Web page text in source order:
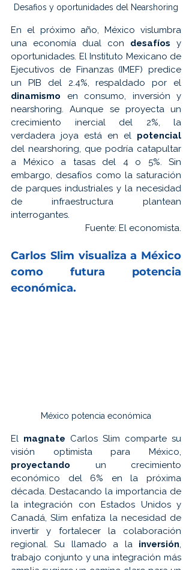
Desafios y oportunidades del Nearshoring
En el próximo año, México vislumbra
una economía dual con desafíos y
oportunidades. El Instituto Mexicano de
Ejecutivos de Finanzas (IMEF) predice
dinamismo en consumo, inversión y
nearshoring. Aunque se proyecta un
crecimiento inercial del 2%, la
verdadera joya está en el
del nearshoring, que podría catapultar
a México a tasas del 4 o 5%. Sin
embargo, desafíos como la saturación
de parques industriales y la necesidad
de infraestructura plantean
interrogantes.
Fuente: El economista.
Carlos Slim visualiza a México
como futura
económica.
México potencia económica
El magnate Carlos Slim comparte su
proyectando un crecimiento
económico del 6% en la próxima
década. Destacando la importancia de
la integración con Estados Unidos y
Canadá, Slim enfatiza la necesidad de
invertir y fortalecer la colaboración
regional. Su llamado a la inversión,
trabajo conjunto y una integración más